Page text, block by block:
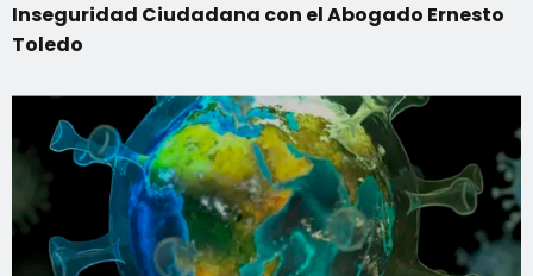
Inseguridad Ciudadana con el Abogado Ernesto
Toledo